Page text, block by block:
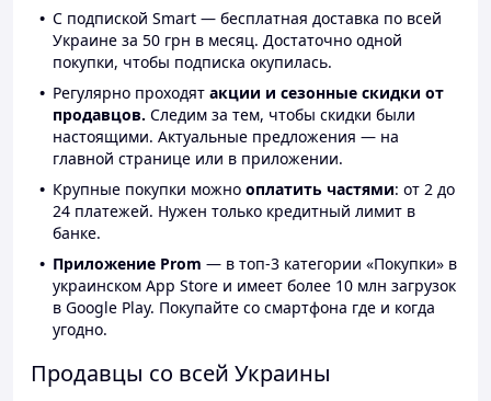
С подпиской Smart — бесплатная доставка по всей
Украине за 50 грн в месяц. Достаточно одной
покупки, чтобы подписка окупилась.
Регулярно проходят акции и сезонные скидки от
продавцов. Следим за тем, чтобы скидки были
настоящими. Актуальные предложения — на
главной странице или в приложении.
Крупные покупки можно оплатить частями: от 2 до
24 платежей. Нужен только кредитный лимит в
банке.
Приложение Prom — в топ-3 категории «Покупки» в
украинском App Store и имеет более 10 млн загрузок
в Google Play. Покупайте со смартфона где и когда
угодно.
Продавцы со всей Украины